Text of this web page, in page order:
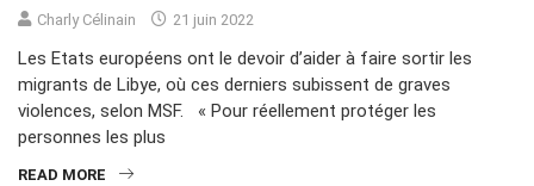
Charly Célinain 21 juin 2022
Les Etats européens ont le devoir d’aider à faire sortir les
migrants de Libye, où ces derniers subissent de graves
violences, selon MSF. « Pour réellement protéger les
personnes les plus
READ MORE